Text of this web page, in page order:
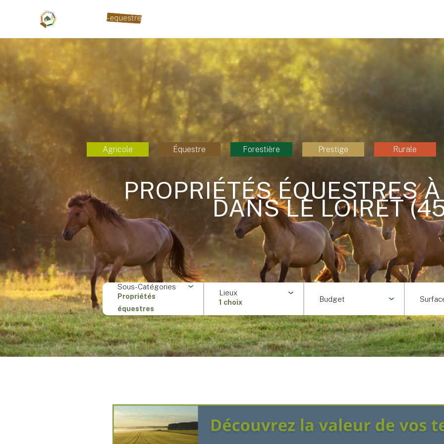
Agricole Équestre Forestière Prestige Rurale
PROPRIÉTÉS ÉQUESTRES
DANS LE LOIRET
Sous-Catégories
Propriétés
équestres
Lieux
1 choix Budget